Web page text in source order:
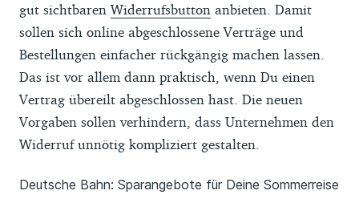
gut sichtbaren Widerrufsbutton anbieten. Damit
sollen sich online abgeschlossene Verträge und
Bestellungen einfacher rückgängig machen lassen.
Das ist vor allem dann praktisch, wenn Du einen
Vertrag übereilt abgeschlossen hast. Die neuen
Vorgaben sollen verhindern, dass Unternehmen den
Widerruf unnötig kompliziert gestalten.
Deutsche Bahn: Sparangebote für Deine Sommerreise